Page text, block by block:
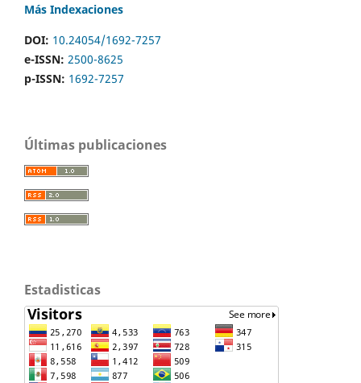
Más Indexaciones
DOI: 10.24054/1692-7257
e-ISSN: 2500-8625
p-ISSN: 1692-7257
Últimas publicaciones
Estadisticas